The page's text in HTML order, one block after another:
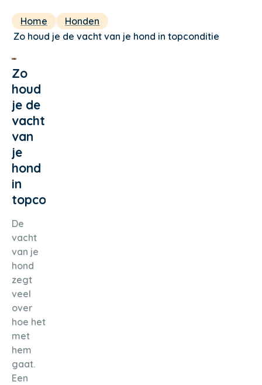
Home
Honden
Zo houd je de vacht van je hond in topconditie
Zo
houd
je de
vacht
van
je
hond
in
topconditie
De
vacht
van je
hond
zegt
veel
over
hoe het
met
hem
gaat.
Een